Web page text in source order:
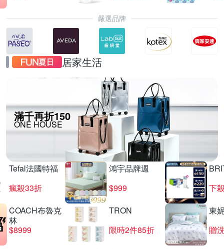
嚴選品牌
居家生活
滿千再折150
ONE HOUSE
Tefal法國特福
瘋殺33折
鴻宇品牌週
$999
下
COACH布魯克
林
$8999
TRON
限時2件85折
東
贈